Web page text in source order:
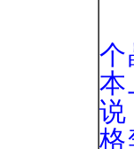
个
本
说
格